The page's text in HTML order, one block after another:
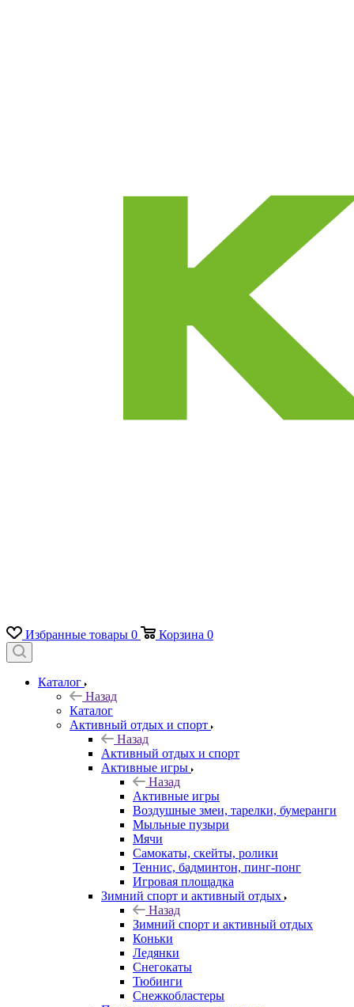
Избранные товары 0 Корзина 0
Каталог
Назад
Каталог
Активный отдых и спорт
Назад
Активный отдых и спорт
Активные игры
Назад
Активные игры
Воздушные змеи, тарелки, бумеранги
Мыльные пузыри
Мячи
Самокаты, скейты, ролики
Теннис, бадминтон, пинг-понг
Игровая площадка
Зимний спорт и активный отдых
Назад
Зимний спорт и активный отдых
Коньки
Ледянки
Снегокаты
Тюбинги
Снежкобластеры